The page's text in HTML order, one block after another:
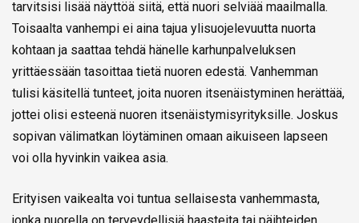
tarvitsisi lisää näyttöä siitä, että nuori selviää maailmalla.
Toisaalta vanhempi ei aina tajua ylisuojelevuutta nuorta
kohtaan ja saattaa tehdä hänelle karhunpalveluksen
yrittäessään tasoittaa tietä nuoren edestä. Vanhemman
tulisi käsitellä tunteet, joita nuoren itsenäistyminen herättää,
jottei olisi esteenä nuoren itsenäistymisyrityksille. Joskus
sopivan välimatkan löytäminen omaan aikuiseen lapseen
voi olla hyvinkin vaikea asia.
Erityisen vaikealta voi tuntua sellaisesta vanhemmasta,